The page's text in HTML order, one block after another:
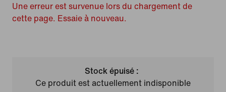
Une erreur est survenue lors du chargement de
cette page. Essaie à nouveau.
Stock épuisé :
Ce produit est actuellement indisponible